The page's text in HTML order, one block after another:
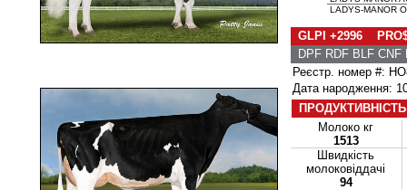
LADYS-MANOR
GLPI +2996
DPF RDF BLF CNF
Реєстр. номер #:
Дата народження:
ПРОДУКТИВНІСТЬ
Молоко кг
1513
Швидкість
молоковіддачі
94